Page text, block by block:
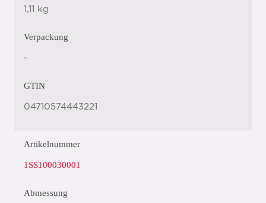
1,11 kg
Verpackung
-
GTIN
04710574443221
Artikelnummer
1SS100030001
Abmessung